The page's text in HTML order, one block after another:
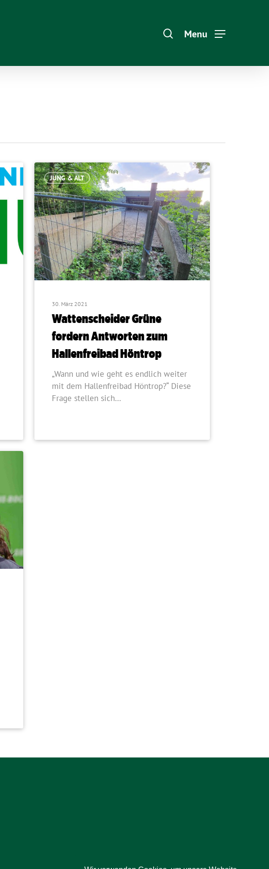
Menu
JUNG & ALT
30. März 2021
Wattenscheider Grüne
fordern Antworten zum
Hallenfreibad Höntrop
„Wann und wie geht es endlich weiter
mit dem Hallenfreibad Höntrop?“ Diese
Frage stellen sich…